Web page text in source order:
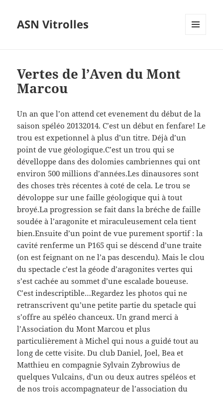
ASN Vitrolles
Vertes de l’Aven du Mont
Marcou
Un an que l’on attend cet evenement du début de la
saison spéléo 20132014. C’est un début en fenfare! Le
trou est expetionnel à plus d’un titre. Déjà d’un
point de vue géologique.C’est un trou qui se
dévelloppe dans des dolomies cambriennes qui ont
environ 500 millions d’années.Les dinausores sont
des choses très récentes à coté de cela. Le trou se
dévoloppe sur une faille géologique qui à tout
broyé.La progression se fait dans la bréche de faille
soudée à l’aragonite et miraculeusement cela tient
bien.Ensuite d’un point de vue purement sportif : la
cavité renferme un P165 qui se déscend d’une traite
(on est feignant on ne l’a pas descendu). Mais le clou
du spectacle c’est la géode d’aragonites vertes qui
s’est cachée au sommet d’une escalade boueuse.
C’est indescriptible…Regardez les photos qui ne
retranscrivent qu’une petite partie du spetacle qui
s’offre au spéléo chanceux. Un grand merci à
l’Association du Mont Marcou et plus
particulièrement à Michel qui nous a guidé tout au
long de cette visite. Du club Daniel, Joel, Bea et
Matthieu en compagnie Sylvain Zybrowius de
quelques Vulcains, d’un ou deux autres spéléos et
de nos trois accompagnateur de l’association du